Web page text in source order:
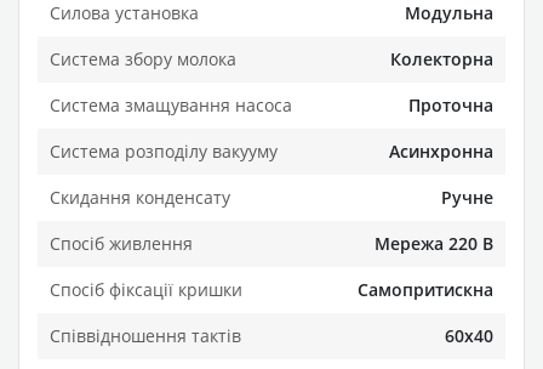
Силова установка
Модульна
Система збору молока
Колекторна
Система змащування насоса
Проточна
Система розподілу вакууму
Асинхронна
Скидання конденсату
Ручне
Спосіб живлення
Мережа 220 В
Спосіб фіксації кришки
Самопритискна
Співвідношення тактів
60х40